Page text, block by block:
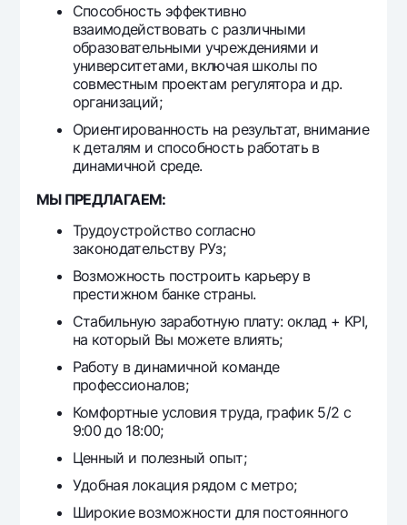
Способность эффективно
взаимодействовать с различными
образовательными учреждениями и
университетами, включая школы по
совместным проектам регулятора и др.
организаций;
Ориентированность на результат, внимание
к деталям и способность работать в
динамичной среде.
МЫ ПРЕДЛАГАЕМ:
Трудоустройство согласно
законодательству РУз;
Возможность построить карьеру в
престижном банке страны.
Стабильную заработную плату: оклад + KPI,
на который Вы можете влиять;
Работу в динамичной команде
профессионалов;
Комфортные условия труда, график 5/2 с
9:00 до 18:00;
Ценный и полезный опыт;
Удобная локация рядом с метро;
Широкие возможности для постоянного